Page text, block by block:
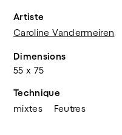
Artiste
Caroline Vandermeiren
Dimensions
55 x 75
Technique
mixtes
Feutres